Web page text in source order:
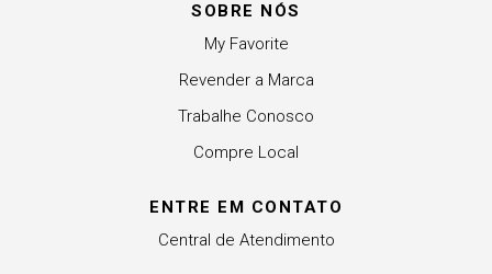
SOBRE NÓS
My Favorite
Revender a Marca
Trabalhe Conosco
Compre Local
ENTRE EM CONTATO
Central de Atendimento